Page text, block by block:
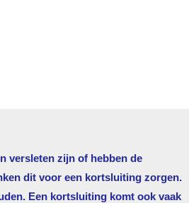
versleten zijn of hebben de
dit voor een kortsluiting zorgen.
Een kortsluiting komt ook vaak